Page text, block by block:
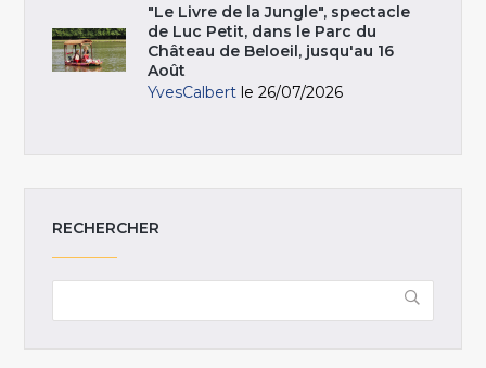
"Le Livre de la Jungle", spectacle
de Luc Petit, dans le Parc du
Château de Beloeil, jusqu'au 16
Août
YvesCalbert le 26/07/2026
RECHERCHER